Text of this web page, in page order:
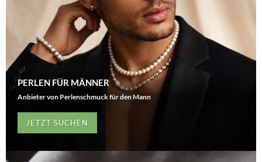
PERLEN FÜR MÄNNER
Anbieter von Perlenschmuck für den Mann
JETZT SUCHEN